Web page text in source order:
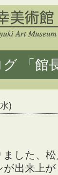
「館
)
ました、
が出来上